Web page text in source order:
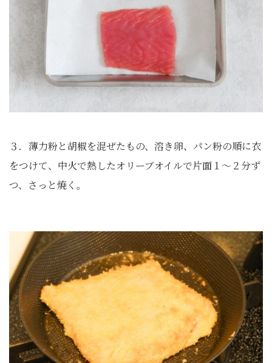
３．薄力粉と胡椒を混ぜたもの、溶き卵、パン粉の順に衣
をつけて、中火で熱したオリーブオイルで片面１～２分ず
つ、さっと焼く。